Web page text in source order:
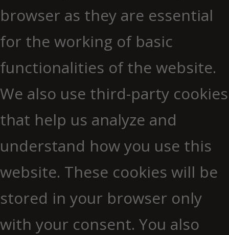
browser as they are essential
for the working of basic
functionalities of the website.
We also use third-party cookies
that help us analyze and
understand how you use this
website. These cookies will be
stored in your browser only
with your consent. You also